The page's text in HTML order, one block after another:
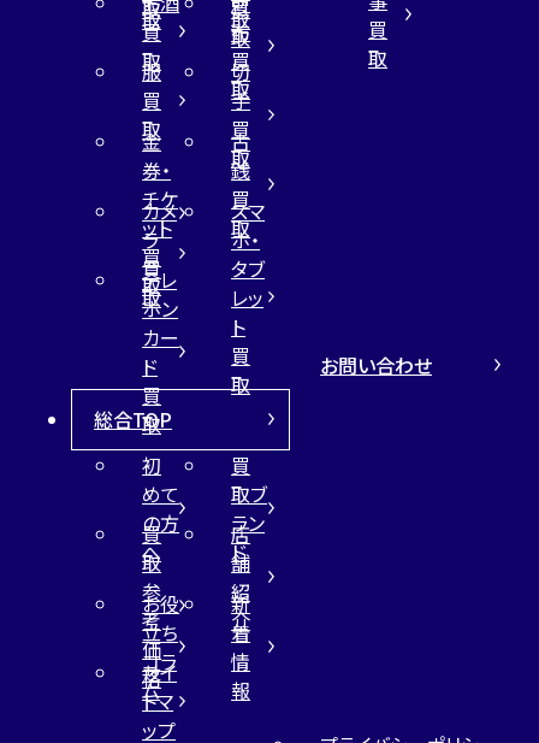
取
買
取
取
取
買
取
布
買
取
服
買
取
切
手
買
取
金
券・
チケ
ット
買
取
古
銭
買
取
カメ
ラ
買
取
スマ
ホ・
タブ
レッ
ト
買
取
テレ
ホン
カー
ド
買
取
買
取
総合TOP
初
めて
の方
へ
買
取ブ
ラン
ド
買
取
参
考
価
格
店
舗
紹
介
お役
立ち
コラ
ム
新
着
情
報
サイ
トマ
ップ
お問い合わせ